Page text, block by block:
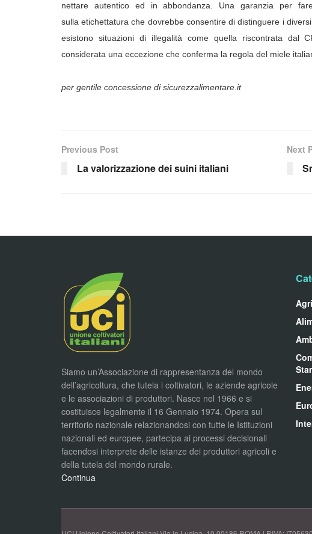
nettare autentico ed in abbondanza. Una garanzia per
sulla etichettatura che dovrebbe consentire di distinguere i
esistono situazioni di illegalità come quella riscontrata dal
considerata una eccezione che conferma la regola del miele
per gentile concessione di sicurezzalimentare.it
Previous Post
La valorizzazione dei suini italiani
Next
Siamo un’Associazione di rappresentanza del mondo
dell’agricoltura, che tutela i coltivatori, le aziende agricole
e le associazioni di produttori. Nasce nel 1966 e si
costituisce legalmente il 16 Gennaio 1974. Opera sul
territorio nazionale relazionandosi con tutte le Istituzioni
nazionali ed europee, partecipa ai processi decisionali
facendosi interprete delle istanze dei produttori agricoli e
della tutela del mondo rurale.
Continua